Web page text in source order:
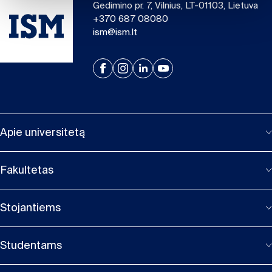
Gedimino pr. 7, Vilnius, LT-01103, Lietuva
+370 687 08080
ism@ism.lt
Apie universitetą
Fakultetas
Stojantiems
Studentams